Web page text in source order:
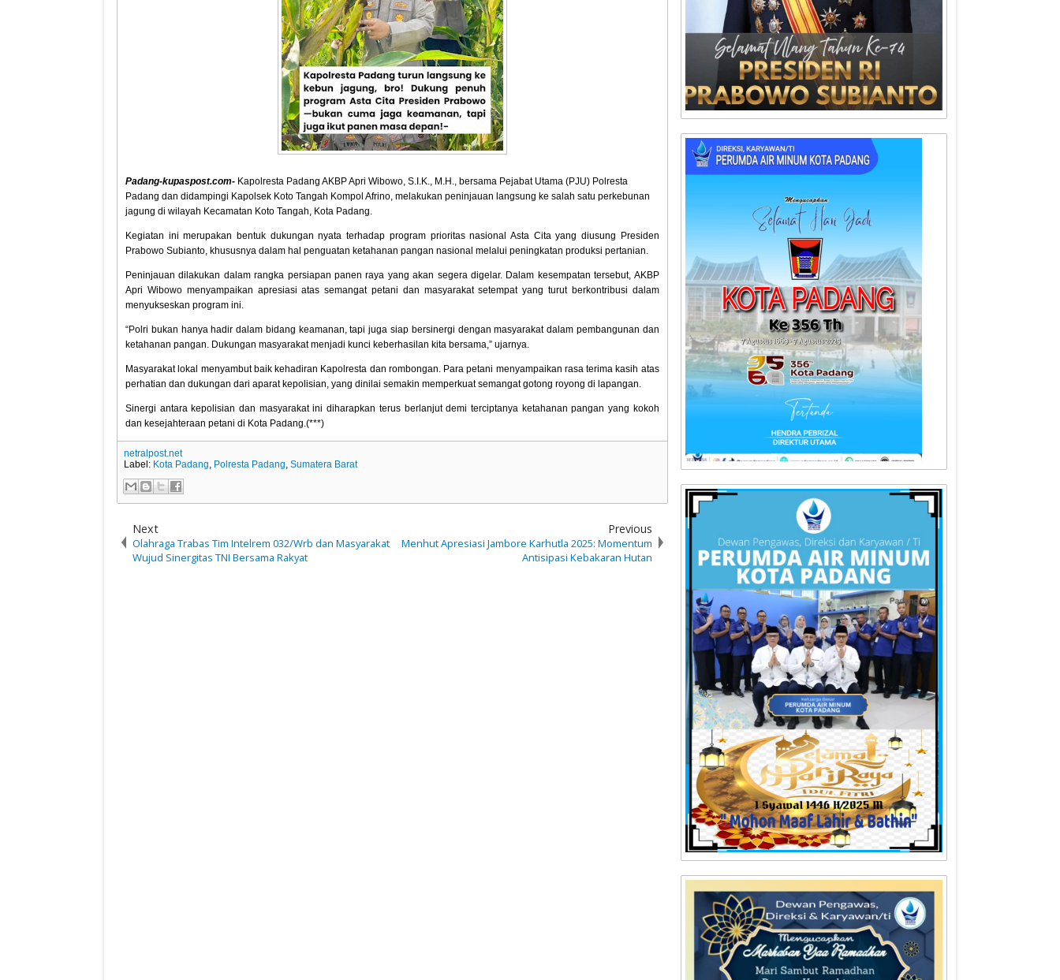
Padang-kupaspost.com- Kapolresta Padang AKBP Apri Wibowo, S.I.K., M.H., bersama Pejabat Utama (PJU) Polresta
Padang dan didampingi Kapolsek Koto Tangah Kompol Afrino, melakukan peninjauan langsung ke salah satu perkebunan
jagung di wilayah Kecamatan Koto Tangah, Kota Padang.
Kegiatan ini merupakan bentuk dukungan nyata terhadap program prioritas nasional Asta Cita yang diusung Presiden
Prabowo Subianto, khususnya dalam hal penguatan ketahanan pangan nasional melalui peningkatan produksi pertanian.
Peninjauan dilakukan dalam rangka persiapan panen raya yang akan segera digelar. Dalam kesempatan tersebut, AKBP
Apri Wibowo menyampaikan apresiasi atas semangat petani dan masyarakat setempat yang turut berkontribusi dalam
menyukseskan program ini.
“Polri bukan hanya hadir dalam bidang keamanan, tapi juga siap bersinergi dengan masyarakat dalam pembangunan dan
ketahanan pangan. Dukungan masyarakat menjadi kunci keberhasilan kita bersama,” ujarnya.
Masyarakat lokal menyambut baik kehadiran Kapolresta dan rombongan. Para petani menyampaikan rasa terima kasih atas
perhatian dan dukungan dari aparat kepolisian, yang dinilai semakin memperkuat semangat gotong royong di lapangan.
Sinergi antara kepolisian dan masyarakat ini diharapkan terus berlanjut demi terciptanya ketahanan pangan yang kokoh
dan kesejahteraan petani di Kota Padang.(***)
netralpost.net
Label: Kota Padang, Polresta Padang,Sumatera Barat
Next
Olahraga Trabas Tim Intelrem 032/Wrb dan Masyarakat
Wujud Sinergitas TNI Bersama Rakyat
Previous
Menhut Apresiasi Jambore Karhutla 2025: Momentum
Antisipasi Kebakaran Hutan